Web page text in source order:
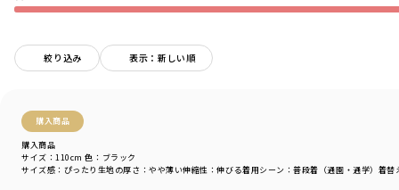
絞り込み 表示：新しい順
購入商品
購入商品
サイズ感 ：ぴったり 生地の厚さ ：やや薄い伸縮性 ：伸びる着用シーン ：普段着（通園・通学） 着替
サイズ：110cm 色：ブラック
毎日つきあいたい、ともだちのようなデニムも。
おしゃれなこどものデニムクローゼット。
ブランシェスとEDWINによるキッズブランドです。
-----
透け感：オフホワイトとボーダーややあり
伸縮性：あり